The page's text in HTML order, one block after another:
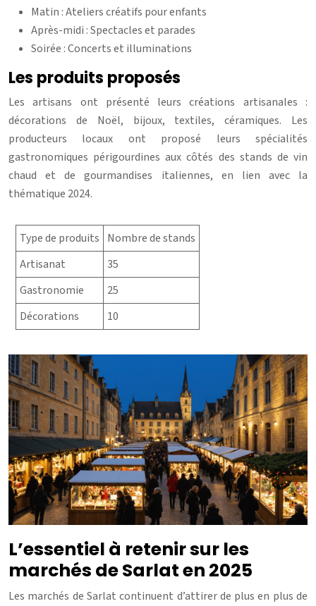
Matin : Ateliers créatifs pour enfants
Après-midi : Spectacles et parades
Soirée : Concerts et illuminations
Les produits proposés
Les artisans ont présenté leurs créations artisanales :
décorations de Noël, bijoux, textiles, céramiques. Les
producteurs locaux ont proposé leurs spécialités
gastronomiques périgourdines aux côtés des stands de vin
chaud et de gourmandises italiennes, en lien avec la
thématique 2024.
Type de produits Nombre de stands
Artisanat
35
Gastronomie
25
Décorations
10
L’essentiel à retenir sur les
marchés de Sarlat en 2025
Les marchés de Sarlat continuent d’attirer de plus en plus de